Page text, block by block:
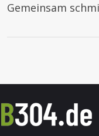
Gemeinsam